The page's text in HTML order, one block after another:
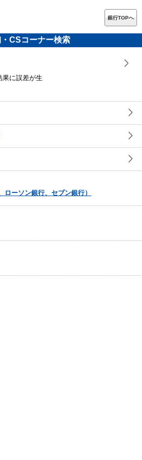
銀行TOPへ
・CSコーナー検索
果に誤差が生
ローソン銀行、セブン銀行）